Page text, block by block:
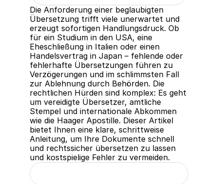
Die Anforderung einer beglaubigten
Übersetzung trifft viele unerwartet und
erzeugt sofortigen Handlungsdruck. Ob
für ein Studium in den USA, eine
Eheschließung in Italien oder einen
Handelsvertrag in Japan – fehlende oder
fehlerhafte Übersetzungen führen zu
Verzögerungen und im schlimmsten Fall
zur Ablehnung durch Behörden. Die
rechtlichen Hürden sind komplex: Es geht
um vereidigte Übersetzer, amtliche
Stempel und internationale Abkommen
wie die Haager Apostille. Dieser Artikel
bietet Ihnen eine klare, schrittweise
Anleitung, um Ihre Dokumente schnell
und rechtssicher übersetzen zu lassen
und kostspielige Fehler zu vermeiden.